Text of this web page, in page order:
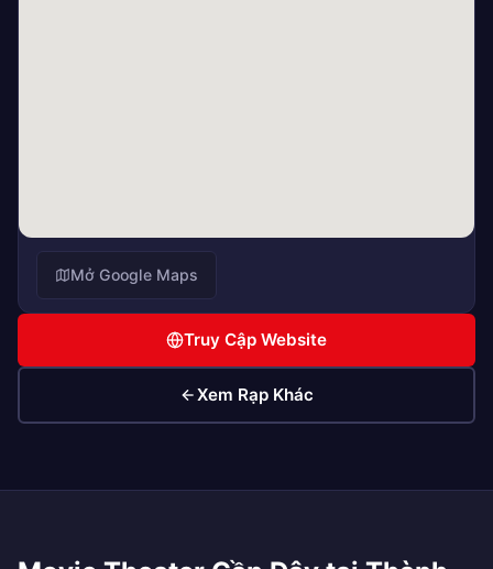
Mở Google Maps
Truy Cập Website
Xem Rạp Khác